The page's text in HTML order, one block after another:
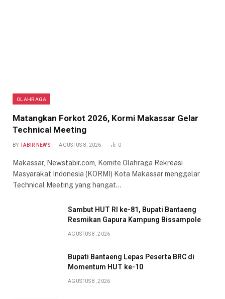
OLAHRAGA
Matangkan Forkot 2026, Kormi Makassar Gelar
Technical Meeting
BY TABIR NEWS AGUSTUS 8, 2026 0
Makassar, Newstabir.com, Komite Olahraga Rekreasi
Masyarakat Indonesia (KORMI) Kota Makassar menggelar
Technical Meeting yang hangat…
Sambut HUT RI ke-81, Bupati Bantaeng
Resmikan Gapura Kampung Bissampole
AGUSTUS 8, 2026
Bupati Bantaeng Lepas Peserta BRC di
Momentum HUT ke-10
AGUSTUS 8, 2026